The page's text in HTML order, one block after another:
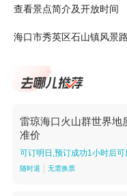
查看景点简介及开放时间
海口市秀英区石山镇风景
雷琼海口火山群世界地
准价
可订明日,预订成功1小时后可
随时退 无需换票